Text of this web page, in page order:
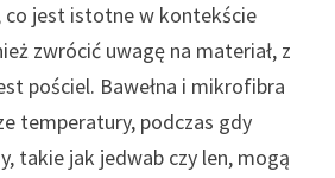
co jest istotne w kontekście
zwrócić uwagę na materiał, z
pościel. Bawełna i mikrofibra
temperatury, podczas gdy
takie jak jedwab czy len, mogą